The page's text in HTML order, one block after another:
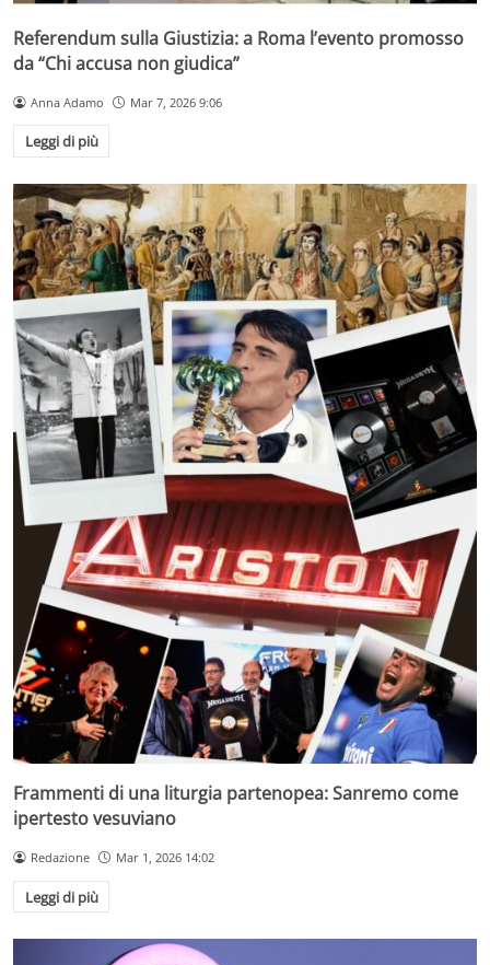
Referendum sulla Giustizia: a Roma l’evento promosso
da “Chi accusa non giudica”
Anna Adamo Mar 7, 2026 9:06
Leggi di più
Frammenti di una liturgia partenopea: Sanremo come
ipertesto vesuviano
Redazione Mar 1, 2026 14:02
Leggi di più